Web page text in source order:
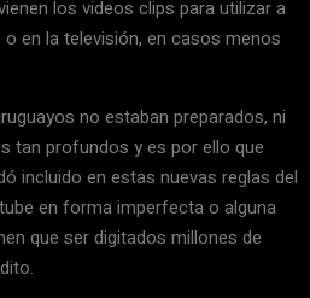
los videos clips para utilizar a
en la televisión, en casos menos
no estaban preparados, ni
tan profundos y es por ello que
incluido en estas nuevas reglas del
en forma imperfecta o alguna
que ser digitados millones de